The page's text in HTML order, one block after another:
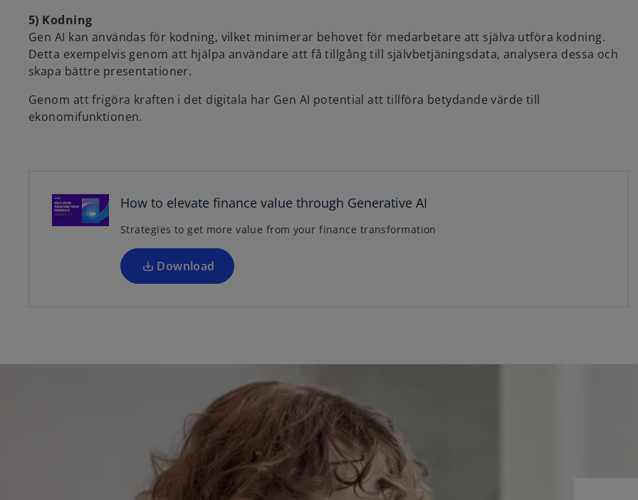
5) Kodning
Gen AI kan användas för kodning, vilket minimerar behovet för medarbetare att själva utföra kodning.
Detta exempelvis genom att hjälpa användare att få tillgång till självbetjäningsdata, analysera dessa och
skapa bättre presentationer.
Genom att frigöra kraften i det digitala har Gen AI potential att tillföra betydande värde till
ekonomifunktionen.
How to elevate finance value through Generative AI
Strategies to get more value from your finance transformation
Download
n
i
n
a
n
b